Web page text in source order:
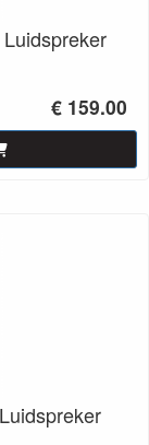
€ 159.00